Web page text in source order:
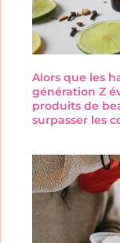
Alors que les
génération Z
produits de
surpasser les